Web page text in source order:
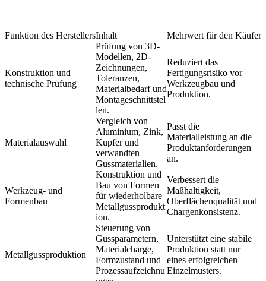
Funktion des HerstellersInhalt Mehrwert für den Käufer
Konstruktion und
technische Prüfung
Prüfung von 3D-
Modellen, 2D-
Zeichnungen,
Toleranzen,
Materialbedarf und
Montageschnittstel
len.
Reduziert das
Fertigungsrisiko vor
Werkzeugbau und
Produktion.
Materialauswahl
Vergleich von
Aluminium, Zink,
Kupfer und
verwandten
Gussmaterialien.
Passt die
Materialleistung an die
Produktanforderungen
an.
Werkzeug- und
Formenbau
Konstruktion und
Bau von Formen
für wiederholbare
Metallgussprodukt
ion.
Verbessert die
Maßhaltigkeit,
Oberflächenqualität und
Chargenkonsistenz.
Metallgussproduktion
Steuerung von
Gussparametern,
Materialcharge,
Formzustand und
Prozessaufzeichnu
Unterstützt eine stabile
Produktion statt nur
eines erfolgreichen
Einzelmusters.